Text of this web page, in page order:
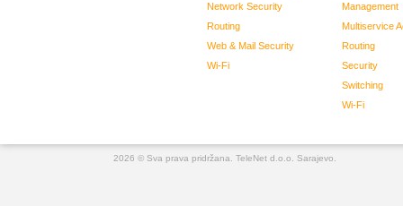
Network Security
Routing
Web & Mail Security
Wi-Fi
Management
Multiservice
Routing
Security
Switching
Wi-Fi
2026 © Sva prava pridržana. TeleNet d.o.o. Sarajevo.